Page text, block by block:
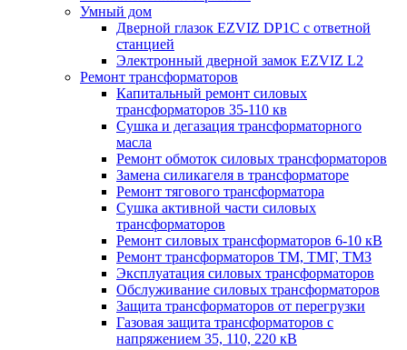
Умный дом
Дверной глазок EZVIZ DP1C с ответной
станцией
Электронный дверной замок EZVIZ L2
Ремонт трансформаторов
Капитальный ремонт силовых
трансформаторов 35-110 кв
Сушка и дегазация трансформаторного
масла
Ремонт обмоток силовых трансформаторов
Замена силикагеля в трансформаторе
Ремонт тягового трансформатора
Сушка активной части силовых
трансформаторов
Ремонт силовых трансформаторов 6-10 кВ
Ремонт трансформаторов ТМ, ТМГ, ТМЗ
Эксплуатация силовых трансформаторов
Обслуживание силовых трансформаторов
Защита трансформаторов от перегрузки
Газовая защита трансформаторов с
напряжением 35, 110, 220 кВ